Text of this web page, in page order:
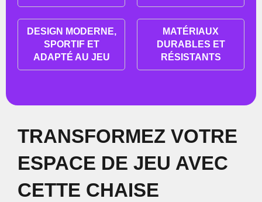
DESIGN MODERNE,
SPORTIF ET
ADAPTÉ AU JEU
MATÉRIAUX
DURABLES ET
RÉSISTANTS
TRANSFORMEZ VOTRE
ESPACE DE JEU AVEC
CETTE CHAISE